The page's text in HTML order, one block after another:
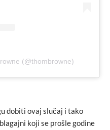
(@thombrowne)
dobiti ovaj slučaj i tako
koji se prošle godine